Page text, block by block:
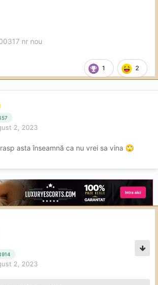
1 2
nr nou
2, 2023
asta înseamnă ca nu vrei sa vina 🙄
2, 2023